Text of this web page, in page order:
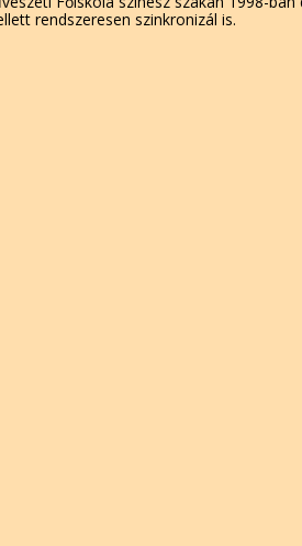
rendszeresen szinkronizál is.